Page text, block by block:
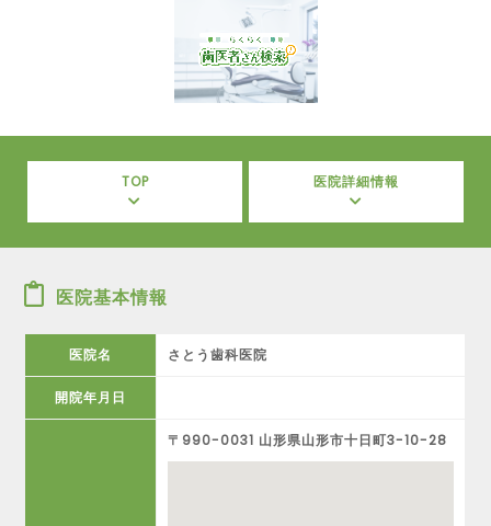
TOP 医院詳細情報
医院基本情報
医院名 さとう歯科医院
開院年月日
〒990-0031 山形県山形市十日町3-10-28